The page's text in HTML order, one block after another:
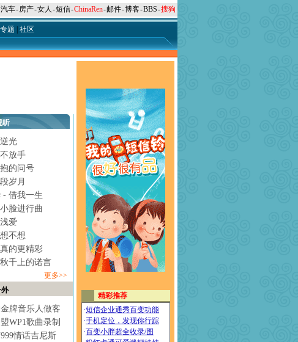
汽车-房产-女人 -短信-ChinaRen-邮件-博客-BBS-搜狗
专题 社区
听
光
放手
的问号
岁月
- 借我一生
脸进行曲
爱
不想
的更精彩
千上的诺言
更多>>
牌音乐人做客
WP1歌曲录制
情话吉尼斯